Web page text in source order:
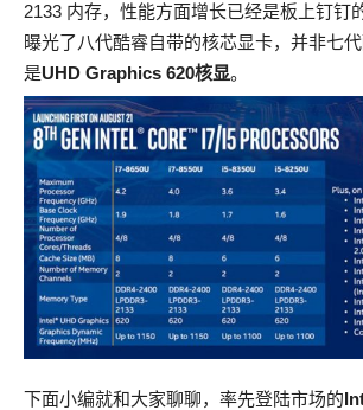
2133 内存，性能方面增长已经是板上钉钉
曝光了八代酷睿自带的核芯显卡，并非七
是UHD Graphics 620核显。
下面小编就和大家聊聊，率先登陆市场的